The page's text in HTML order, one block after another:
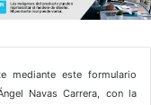
mediante este formulario
Navas Carrera, con la